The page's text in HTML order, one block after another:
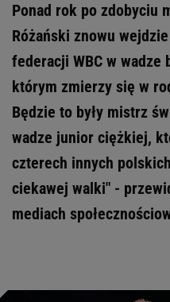
Ponad rok po zdobyciu
Różański znowu
federacji WBC w wadze
którym zmierzy się w
Będzie to były mistrz
wadze junior ciężkiej,
czterech innych
ciekawej walki" -
mediach